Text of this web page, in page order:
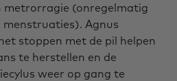
metrorragie (onregelmatig
menstruaties). Agnus
stoppen met de pil helpen
te herstellen en de
weer op gang te